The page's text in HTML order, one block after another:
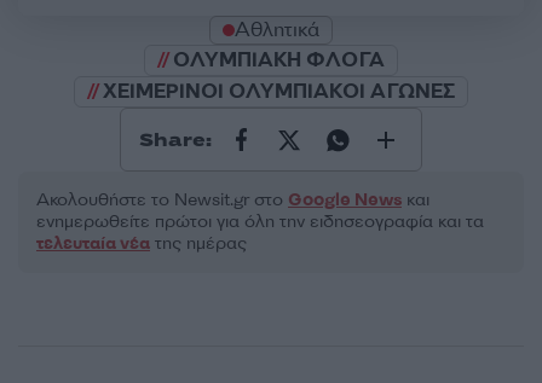
Αθλητικά
ΟΛΥΜΠΙΑΚΗ ΦΛΟΓΑ
ΧΕΙΜΕΡΙΝΟΙ ΟΛΥΜΠΙΑΚΟΙ ΑΓΩΝΕΣ
Share:
Ακολουθήστε το Νewsit.gr στο Google News και
ενημερωθείτε πρώτοι για όλη την ειδησεογραφία και τα
τελευταία νέα της ημέρας